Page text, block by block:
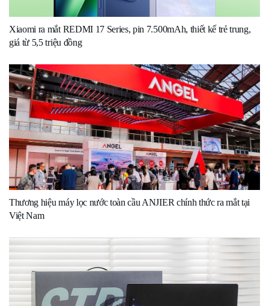
Xiaomi ra mắt REDMI 17 Series, pin 7.500mAh, thiết kế trẻ trung,
giá từ 5,5 triệu đồng
Thương hiệu máy lọc nước toàn cầu ANJIER chính thức ra mắt tại
Việt Nam